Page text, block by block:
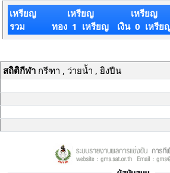
เหรียญ
รวม
เหรียญ
ทอง 1 เหรียญ
เหรียญ
เงิน 0 เหรีย
สถิติกีฬากรีฑา , ว่ายน้ำ , ยิงปืน